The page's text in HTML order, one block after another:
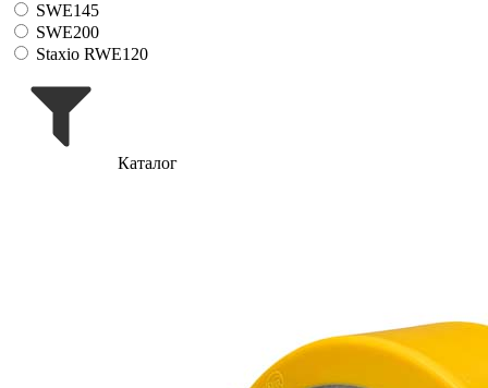
SWE145
SWE200
Staxio RWE120
Каталог